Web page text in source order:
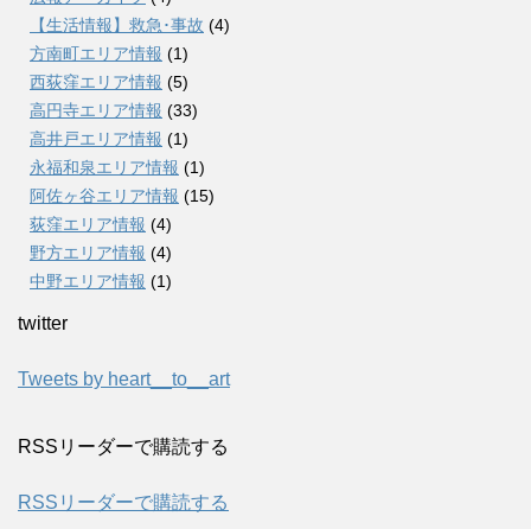
【生活情報】救急･事故 (4)
方南町エリア情報 (1)
西荻窪エリア情報 (5)
高円寺エリア情報 (33)
高井戸エリア情報 (1)
永福和泉エリア情報 (1)
阿佐ヶ谷エリア情報 (15)
荻窪エリア情報 (4)
野方エリア情報 (4)
中野エリア情報 (1)
twitter
Tweets by heart__to__art
RSSリーダーで購読する
RSSリーダーで購読する